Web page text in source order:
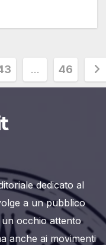
… 46
dedicato al
a un pubblico
occhio attento
anche ai movimenti